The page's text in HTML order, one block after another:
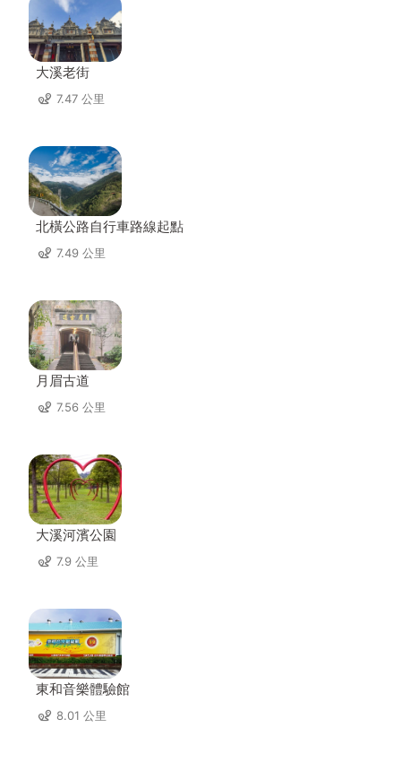
大溪老街
7.47 公里
北橫公路自行車路線起點
7.49 公里
月眉古道
7.56 公里
大溪河濱公園
7.9 公里
東和音樂體驗館
8.01 公里